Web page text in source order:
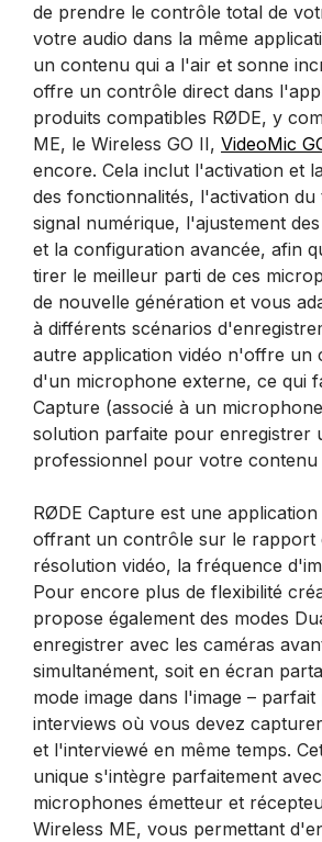
de prendre le contrôle total de
votre audio dans la même
un contenu qui a l'air et sonne
offre un contrôle direct dans
produits compatibles RØDE, y
ME, le Wireless GO II, VideoMic
encore. Cela inclut l'activation et
des fonctionnalités, l'activation du
signal numérique, l'ajustement
et la configuration avancée, afin
tirer le meilleur parti de ces
de nouvelle génération et vous
à différents scénarios
autre application vidéo n'offre un
d'un microphone externe, ce qui
Capture (associé à un
solution parfaite pour enregistrer
professionnel pour votre contenu
RØDE Capture est une
offrant un contrôle sur le rapport
résolution vidéo, la fréquence
Pour encore plus de flexibilité
propose également des modes
enregistrer avec les caméras
simultanément, soit en écran
mode image dans l'image –
interviews où vous devez
et l'interviewé en même temps.
unique s'intègre parfaitement
microphones émetteur et
Wireless ME, vous permettant